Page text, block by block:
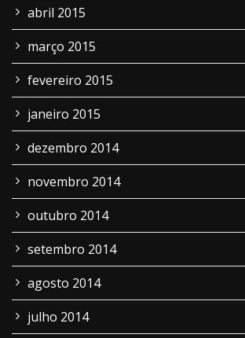
abril 2015
março 2015
fevereiro 2015
janeiro 2015
dezembro 2014
novembro 2014
outubro 2014
setembro 2014
agosto 2014
julho 2014